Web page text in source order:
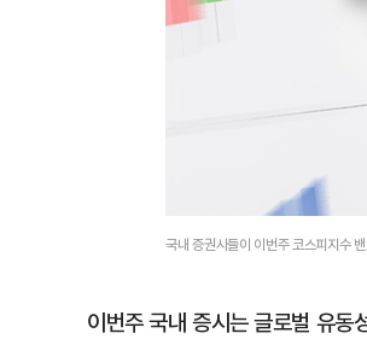
국내 증권사들이 이번주 코스피지
이번주 국내 증시는 글로벌 유동